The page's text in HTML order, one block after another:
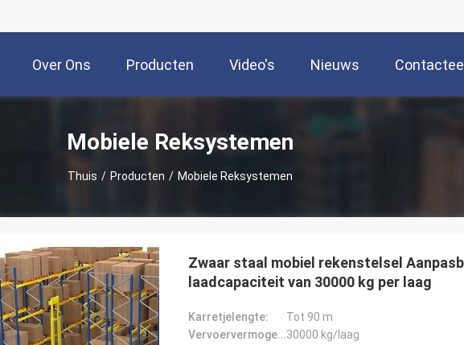
Over Ons Producten Video's Nieuws
Mobiele Reksystemen
Thuis / Producten / Mobiele Reksystemen
Zwaar staal mobiel rekenstelsel
laadcapaciteit van 30000 kg per laag
Karretjelengte:
Tot 90 m
Vervoervermogen:30000 kg/laag